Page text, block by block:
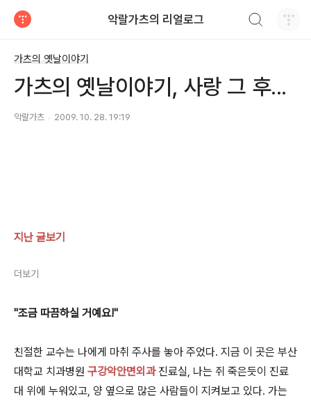
악랄가츠의 리얼로그
가츠의 옛날이야기
가츠의 옛날이야기, 사랑 그 후...
악랄가츠 2009. 10. 28. 19:19
지난 글보기
더보기
"조금 따끔하실 거예요!"
친절한 교수는 나에게 마취 주사를 놓아 주었다. 지금 이 곳은 부산
대학교 치과병원 구강악안면외과진료실, 나는 쥐 죽은듯이 진료
대 위에 누워있고, 양 옆으로 많은 사람들이 지켜보고 있다. 가는